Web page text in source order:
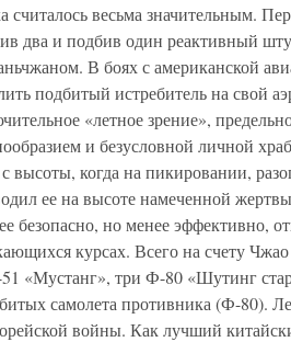
считалось весьма значительным.
два и подбив один реактивный
В боях с американской
подбитый истребитель на свой
«летное зрение»,
и безусловной личной
когда на пикировании,
ее на высоте намеченной
безопасно, но менее эффективно,
курсах. Всего на счету
«Мустанг», три Ф-80 «Шутинг
самолета противника (Ф-80).
войны. Как лучший